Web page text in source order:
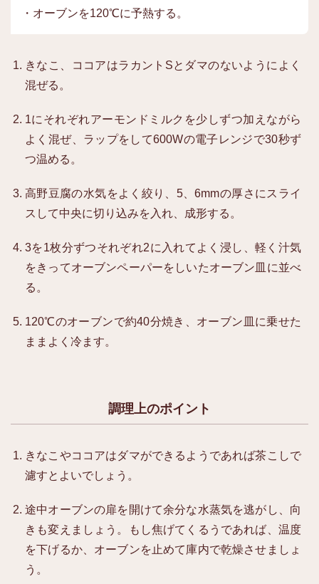
・オーブンを120℃に予熱する。
きなこ、ココアはラカントSとダマのないようによく
混ぜる。
1にそれぞれアーモンドミルクを少しずつ加えながら
よく混ぜ、ラップをして600Wの電子レンジで30秒ず
つ温める。
高野豆腐の水気をよく絞り、5、6mmの厚さにスライ
スして中央に切り込みを入れ、成形する。
3を1枚分ずつそれぞれ2に入れてよく浸し、軽く汁気
をきってオーブンペーパーをしいたオーブン皿に並べ
る。
120℃のオーブンで約40分焼き、オーブン皿に乗せた
ままよく冷ます。
調理上のポイント
きなこやココアはダマができるようであれば茶こしで
濾すとよいでしょう。
途中オーブンの扉を開けて余分な水蒸気を逃がし、向
きも変えましょう。もし焦げてくるうであれば、温度
を下げるか、オーブンを止めて庫内で乾燥させましょ
う。